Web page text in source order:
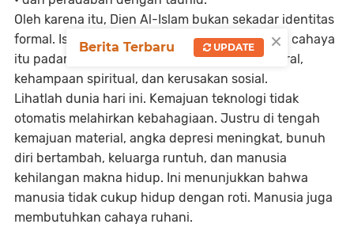
Oleh karena itu, Dien Al-Islam bukan sekadar identitas
formal. Islam adalah cahaya kehidupan. Ketika cahaya
itu padam dari hati manusia, lahirlah krisis moral,
kehampaan spiritual, dan kerusakan sosial.
Lihatlah dunia hari ini. Kemajuan teknologi tidak
otomatis melahirkan kebahagiaan. Justru di tengah
kemajuan material, angka depresi meningkat, bunuh
diri bertambah, keluarga runtuh, dan manusia
kehilangan makna hidup. Ini menunjukkan bahwa
manusia tidak cukup hidup dengan roti. Manusia juga
membutuhkan cahaya ruhani.
×
Berita Terbaru UPDATE